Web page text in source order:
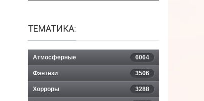
ТЕМАТИКА:
Атмосферные 6064
Фэнтези 3506
Хорроры 3288